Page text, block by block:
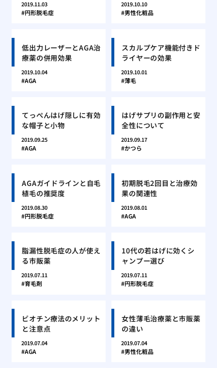
2019.11.03
円形脱毛症
2019.10.10
男性化粧品
低出力レーザーとAGA治
療薬の併用効果
2019.10.04
AGA
スカルプケア機能付きド
ライヤーの効果
2019.10.01
薄毛
てっぺんはげ隠しに有効
な帽子と小物
2019.09.25
AGA
はげサプリの副作用と安
全性について
2019.09.17
かつら
AGAガイドラインと自毛
植毛の推奨度
2019.08.30
円形脱毛症
初期脱毛2回目と治療効
果の関連性
2019.08.01
AGA
脂漏性脱毛症の人が使え
る市販薬
2019.07.11
育毛剤
10代の若はげに効くシ
ャンプー選び
2019.07.11
円形脱毛症
ビオチン療法のメリット
と注意点
2019.07.04
AGA
女性薄毛治療薬と市販薬
の違い
2019.07.04
男性化粧品